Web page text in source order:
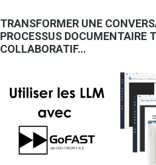
TRANSFORMER UNE
PROCESSUS DOCUMENTAIRE
COLLABORATIF…